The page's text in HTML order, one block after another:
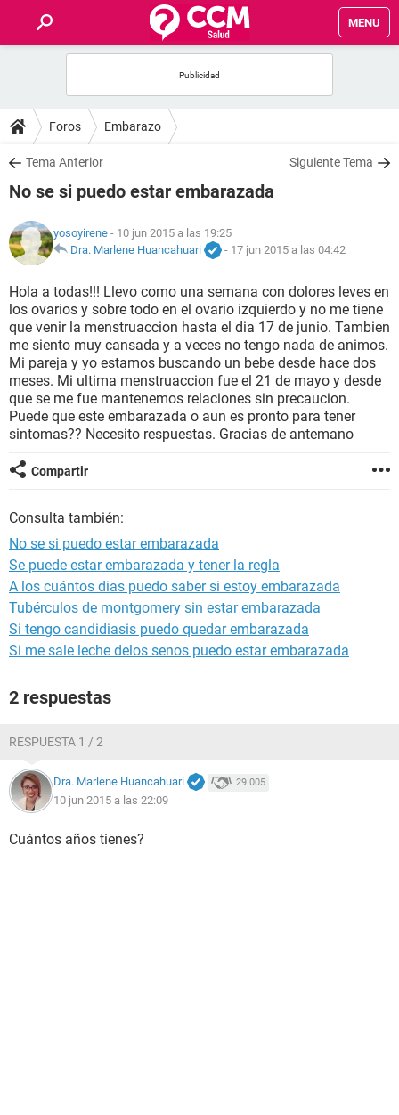
MENU
FOROS
SALUD
NUTRICIÓN
BIENESTAR
SEXUALIDAD
GLOSARIO
Foros Embarazo
Tema Anterior Siguiente Tema
No se si puedo estar embarazada
yosoyirene - 10 jun 2015 a las 19:25
Dra. Marlene Huancahuari
- 17 jun 2015 a las 04:42
Hola a todas!!! Llevo como una semana con dolores leves en
los ovarios y sobre todo en el ovario izquierdo y no me tiene
que venir la menstruaccion hasta el dia 17 de junio. Tambien
me siento muy cansada y a veces no tengo nada de animos.
Mi pareja y yo estamos buscando un bebe desde hace dos
meses. Mi ultima menstruaccion fue el 21 de mayo y desde
que se me fue mantenemos relaciones sin precaucion.
Puede que este embarazada o aun es pronto para tener
sintomas?? Necesito respuestas. Gracias de antemano
Compartir
Consulta también:
No se si puedo estar embarazada
Se puede estar embarazada y tener la regla
A los cuántos dias puedo saber si estoy embarazada
Tubérculos de montgomery sin estar embarazada
Si tengo candidiasis puedo quedar embarazada
Si me sale leche delos senos puedo estar embarazada
2 respuestas
RESPUESTA 1 / 2
Dra. Marlene Huancahuari 29.005
10 jun 2015 a las 22:09
Cuántos años tienes?